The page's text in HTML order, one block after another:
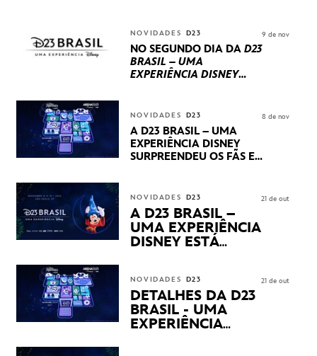
INTERNACIONAIS E
PRODUÇÕES BRASILEIRAS
NOVIDADES D23
NO SEGUNDO DIA DA D23
BRASIL – UMA
EXPERIÊNCIA DISNEY
STUDIOS REVELARAM
PRÉVIAS E NOVIDADES
DOS SEUS PRÓXIMOS
LANÇAMENTOS
9 de nov
NOVIDADES D23
A D23 BRASIL – UMA
EXPERIÊNCIA DISNEY
SURPREENDEU OS FÃS EM
APRESENTAÇÕES E
PRODUTOS EXCLUSIVOS
NO TRANSAMÉRICA EXPO
CENTER EM SÃO PAULO
8 de nov
NOVIDADES D23
A D23 BRASIL –
UMA EXPERIÊNCIA
DISNEY ESTÁ
21 de out
NOVIDADES D23
DETALHES DA D23
BRASIL - UMA
EXPERIÊNCIA
21 de out